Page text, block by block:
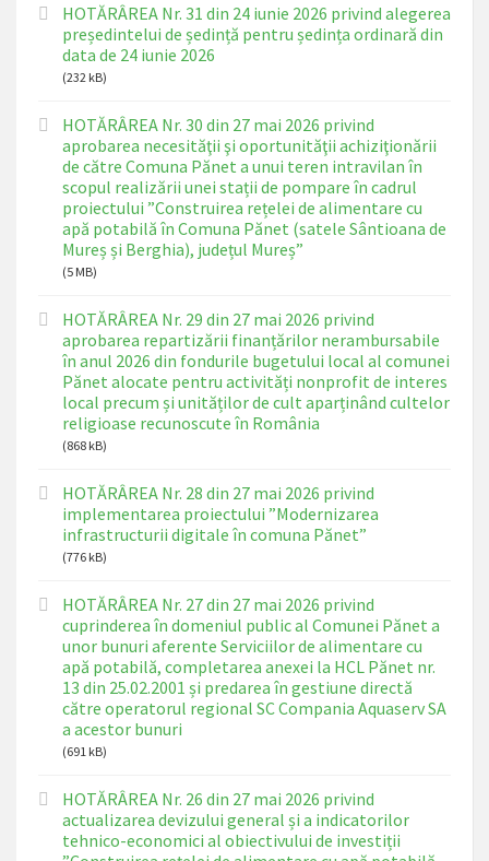
HOTĂRÂREA Nr. 31 din 24 iunie 2026 privind alegerea
președintelui de ședință pentru ședința ordinară din
data de 24 iunie 2026
(232 kB)
HOTĂRÂREA Nr. 30 din 27 mai 2026 privind
aprobarea necesităţii şi oportunităţii achiziţionării
de către Comuna Pănet a unui teren intravilan în
scopul realizării unei stații de pompare în cadrul
proiectului ”Construirea rețelei de alimentare cu
apă potabilă în Comuna Pănet (satele Sântioana de
Mureș și Berghia), județul Mureș”
(5 MB)
HOTĂRÂREA Nr. 29 din 27 mai 2026 privind
aprobarea repartizării finanțărilor nerambursabile
în anul 2026 din fondurile bugetului local al comunei
Pănet alocate pentru activități nonprofit de interes
local precum și unităților de cult aparținând cultelor
religioase recunoscute în România
(868 kB)
HOTĂRÂREA Nr. 28 din 27 mai 2026 privind
implementarea proiectului ”Modernizarea
infrastructurii digitale în comuna Pănet”
(776 kB)
HOTĂRÂREA Nr. 27 din 27 mai 2026 privind
cuprinderea în domeniul public al Comunei Pănet a
unor bunuri aferente Serviciilor de alimentare cu
apă potabilă, completarea anexei la HCL Pănet nr.
13 din 25.02.2001 și predarea în gestiune directă
către operatorul regional SC Compania Aquaserv SA
a acestor bunuri
(691 kB)
HOTĂRÂREA Nr. 26 din 27 mai 2026 privind
actualizarea devizului general și a indicatorilor
tehnico-economici al obiectivului de investiții